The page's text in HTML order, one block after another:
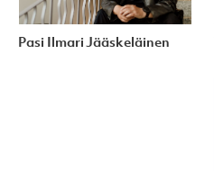
Pasi Ilmari Jääskeläinen